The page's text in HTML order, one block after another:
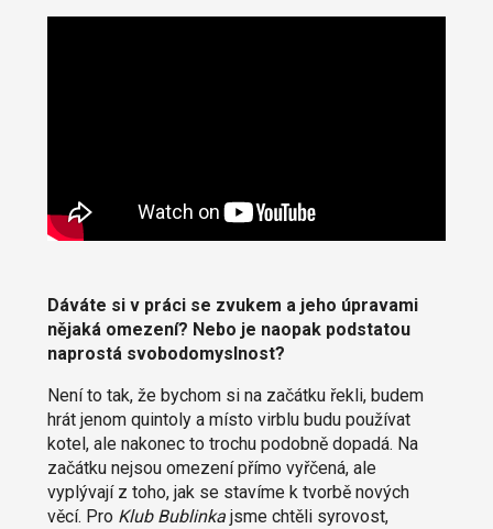
Dáváte si v práci se zvukem a jeho úpravami
nějaká omezení? Nebo je naopak podstatou
naprostá svobodomyslnost?
Není to tak, že bychom si na začátku řekli, budem
hrát jenom quintoly a místo virblu budu používat
kotel, ale nakonec to trochu podobně dopadá. Na
začátku nejsou omezení přímo vyřčená, ale
vyplývají z toho, jak se stavíme k tvorbě nových
věcí. ProKlub Bublinkajsme chtěli syrovost,